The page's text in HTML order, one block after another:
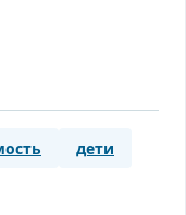
дети